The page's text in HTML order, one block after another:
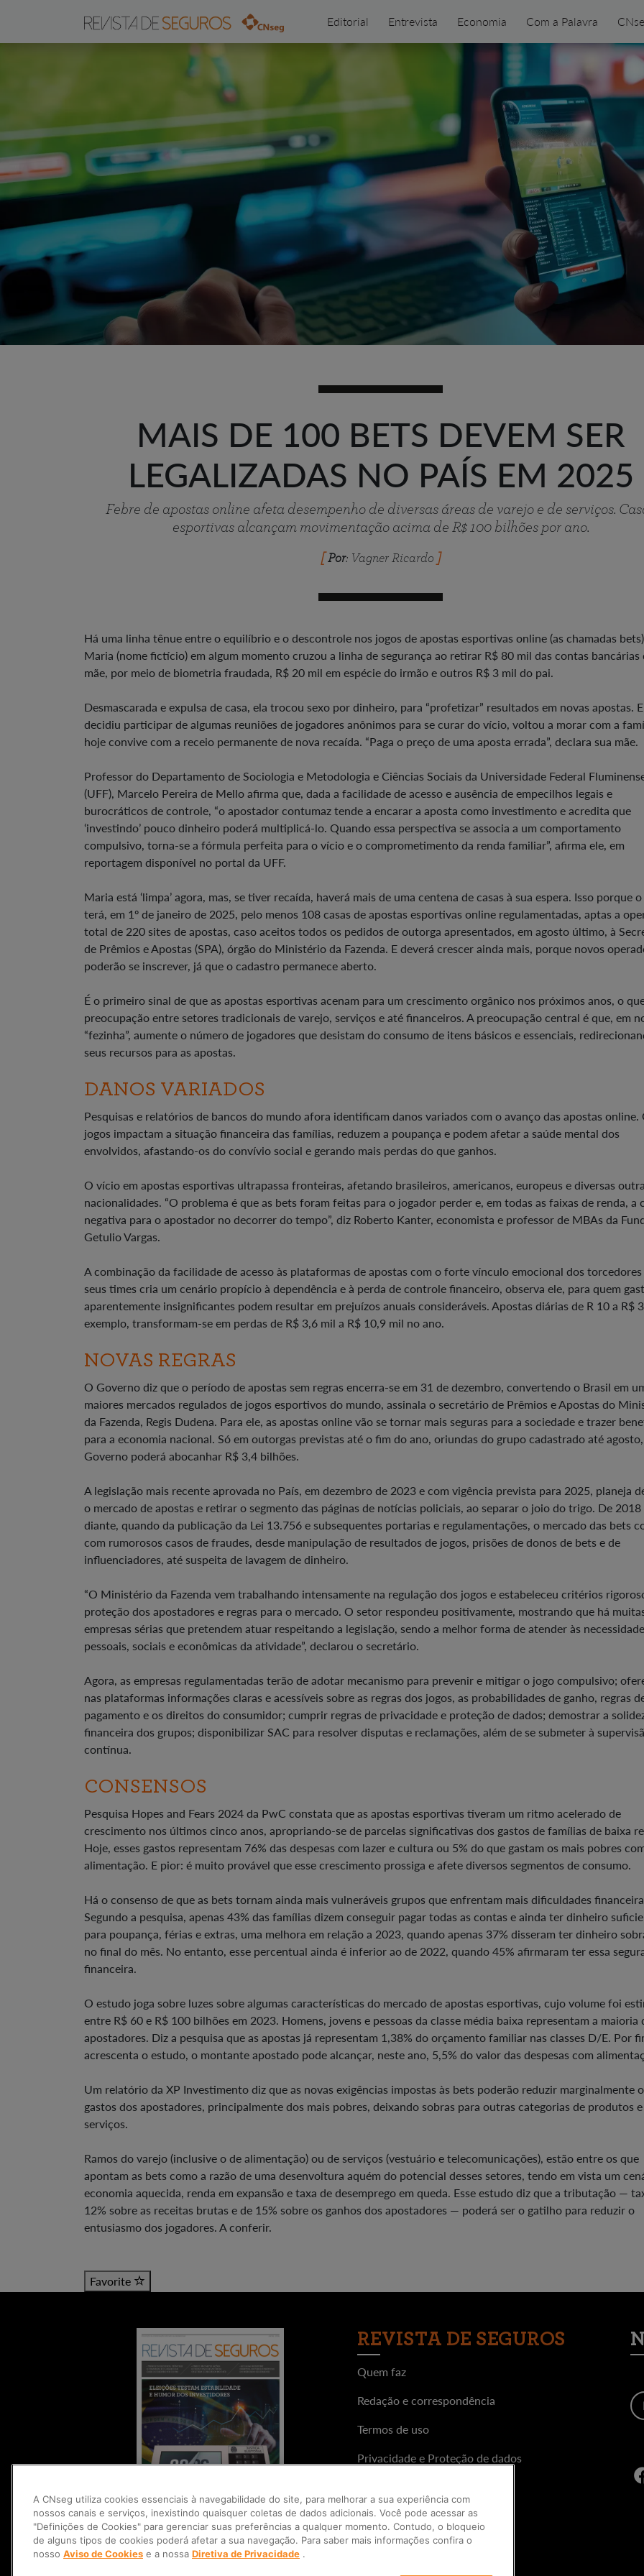
Editorial Entrevista Economia Com a Palavra
MAIS DE 100 BETS DEVEM SER
LEGALIZADAS NO PAÍS EM 2025
Febre de apostas online afeta desempenho de diversas áreas de varejo e de serviços.
esportivas alcançam movimentação acima de R$ 100 bilhões por ano.
Por: Vagner Ricardo
Há uma linha tênue entre o equilíbrio e o descontrole nos jogos de apostas esportivas online (as chamadas
Maria (nome fictício) em algum momento cruzou a linha de segurança ao retirar R$ 80 mil das contas bancárias
mãe, por meio de biometria fraudada, R$ 20 mil em espécie do irmão e outros R$ 3 mil do pai.
Desmascarada e expulsa de casa, ela trocou sexo por dinheiro, para “profetizar” resultados em novas apostas.
decidiu participar de algumas reuniões de jogadores anônimos para se curar do vício, voltou a morar com a
hoje convive com a receio permanente de nova recaída. “Paga o preço de uma aposta errada”, declara sua mãe.
Professor do Departamento de Sociologia e Metodologia e Ciências Sociais da Universidade Federal
(UFF), Marcelo Pereira de Mello afirma que, dada a facilidade de acesso e ausência de empecilhos legais e
burocráticos de controle, “o apostador contumaz tende a encarar a aposta como investimento e acredita que
‘investindo’ pouco dinheiro poderá multiplicá-lo. Quando essa perspectiva se associa a um comportamento
compulsivo, torna-se a fórmula perfeita para o vício e o comprometimento da renda familiar”, afirma ele, em
reportagem disponível no portal da UFF.
Maria está ‘limpa’ agora, mas, se tiver recaída, haverá mais de uma centena de casas à sua espera. Isso porque
terá, em 1º de janeiro de 2025, pelo menos 108 casas de apostas esportivas online regulamentadas, aptas a
total de 220 sites de apostas, caso aceitos todos os pedidos de outorga apresentados, em agosto último, à
de Prêmios e Apostas (SPA), órgão do Ministério da Fazenda. E deverá crescer ainda mais, porque novos
poderão se inscrever, já que o cadastro permanece aberto.
É o primeiro sinal de que as apostas esportivas acenam para um crescimento orgânico nos próximos anos, o
preocupação entre setores tradicionais de varejo, serviços e até financeiros. A preocupação central é que, em
“fezinha”, aumente o número de jogadores que desistam do consumo de itens básicos e essenciais,
seus recursos para as apostas.
DANOS VARIADOS
Pesquisas e relatórios de bancos do mundo afora identificam danos variados com o avanço das apostas online.
jogos impactam a situação financeira das famílias, reduzem a poupança e podem afetar a saúde mental dos
envolvidos, afastando-os do convívio social e gerando mais perdas do que ganhos.
O vício em apostas esportivas ultrapassa fronteiras, afetando brasileiros, americanos, europeus e diversas
nacionalidades. “O problema é que as bets foram feitas para o jogador perder e, em todas as faixas de renda, a
negativa para o apostador no decorrer do tempo”, diz Roberto Kanter, economista e professor de MBAs da
Getulio Vargas.
A combinação da facilidade de acesso às plataformas de apostas com o forte vínculo emocional dos torcedores
seus times cria um cenário propício à dependência e à perda de controle financeiro, observa ele, para quem
aparentemente insignificantes podem resultar em prejuízos anuais consideráveis. Apostas diárias de R 10 a R$
exemplo, transformam-se em perdas de R$ 3,6 mil a R$ 10,9 mil no ano.
NOVAS REGRAS
O Governo diz que o período de apostas sem regras encerra-se em 31 de dezembro, convertendo o Brasil em
maiores mercados regulados de jogos esportivos do mundo, assinala o secretário de Prêmios e Apostas do
da Fazenda, Regis Dudena. Para ele, as apostas online vão se tornar mais seguras para a sociedade e trazer
para a economia nacional. Só em outorgas previstas até o fim do ano, oriundas do grupo cadastrado até
Governo poderá abocanhar R$ 3,4 bilhões.
A legislação mais recente aprovada no País, em dezembro de 2023 e com vigência prevista para 2025, planeja
o mercado de apostas e retirar o segmento das páginas de notícias policiais, ao separar o joio do trigo. De 2018
diante, quando da publicação da Lei 13.756 e subsequentes portarias e regulamentações, o mercado das bets
com rumorosos casos de fraudes, desde manipulação de resultados de jogos, prisões de donos de bets e de
influenciadores, até suspeita de lavagem de dinheiro.
“O Ministério da Fazenda vem trabalhando intensamente na regulação dos jogos e estabeleceu critérios
proteção dos apostadores e regras para o mercado. O setor respondeu positivamente, mostrando que há
empresas sérias que pretendem atuar respeitando a legislação, sendo a melhor forma de atender às
pessoais, sociais e econômicas da atividade”, declarou o secretário.
Agora, as empresas regulamentadas terão de adotar mecanismo para prevenir e mitigar o jogo compulsivo;
nas plataformas informações claras e acessíveis sobre as regras dos jogos, as probabilidades de ganho, regras
pagamento e os direitos do consumidor; cumprir regras de privacidade e proteção de dados; demostrar a
financeira dos grupos; disponibilizar SAC para resolver disputas e reclamações, além de se submeter à
contínua.
CONSENSOS
Pesquisa Hopes and Fears 2024 da PwC constata que as apostas esportivas tiveram um ritmo acelerado de
crescimento nos últimos cinco anos, apropriando-se de parcelas significativas dos gastos de famílias de baixa
Hoje, esses gastos representam 76% das despesas com lazer e cultura ou 5% do que gastam os mais pobres
alimentação. E pior: é muito provável que esse crescimento prossiga e afete diversos segmentos de consumo.
Há o consenso de que as bets tornam ainda mais vulneráveis grupos que enfrentam mais dificuldades
Segundo a pesquisa, apenas 43% das famílias dizem conseguir pagar todas as contas e ainda ter dinheiro
para poupança, férias e extras, uma melhora em relação a 2023, quando apenas 37% disseram ter dinheiro
no final do mês. No entanto, esse percentual ainda é inferior ao de 2022, quando 45% afirmaram ter essa
financeira.
O estudo joga sobre luzes sobre algumas características do mercado de apostas esportivas, cujo volume foi
entre R$ 60 e R$ 100 bilhões em 2023. Homens, jovens e pessoas da classe média baixa representam a maioria
apostadores. Diz a pesquisa que as apostas já representam 1,38% do orçamento familiar nas classes D/E. Por
acrescenta o estudo, o montante apostado pode alcançar, neste ano, 5,5% do valor das despesas com
Um relatório da XP Investimento diz que as novas exigências impostas às bets poderão reduzir marginalmente
gastos dos apostadores, principalmente dos mais pobres, deixando sobras para outras categorias de produtos e
serviços.
Ramos do varejo (inclusive o de alimentação) ou de serviços (vestuário e telecomunicações), estão entre os que
apontam as bets como a razão de uma desenvoltura aquém do potencial desses setores, tendo em vista um
economia aquecida, renda em expansão e taxa de desemprego em queda. Esse estudo diz que a tributação —
12% sobre as receitas brutas e de 15% sobre os ganhos dos apostadores — poderá ser o gatilho para reduzir o
entusiasmo dos jogadores. A conferir.
Favorite
Edições anteriores
REVISTA DE SEGUROS
Quem faz
Redação e correspondência
Termos de uso
Privacidade e Proteção de dados
Versão impressa
Assinatura
A CNseg utiliza cookies essenciais à navegabilidade do site, para melhorar a sua experiência com
nossos canais e serviços, inexistindo quaisquer coletas de dados adicionais. Você pode acessar as
"Definições de Cookies" para gerenciar suas preferências a qualquer momento. Contudo, o bloqueio
de alguns tipos de cookies poderá afetar a sua navegação. Para saber mais informações confira o
nosso Aviso de Cookies e a nossa Diretiva de Privacidade .